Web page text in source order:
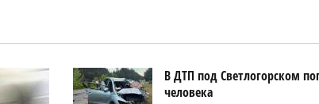
В ДТП под Светлогорском
человека